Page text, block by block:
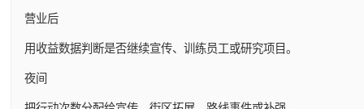
营业后
用收益数据判断是否继续宣传、训练员工或研究项目。
夜间